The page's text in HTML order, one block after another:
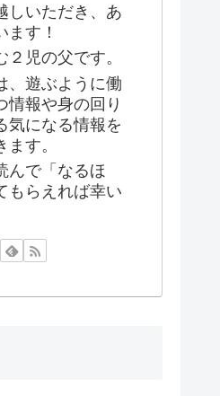
しいただき、あ
ます！
児の父です。
、遊ぶように働
情報や身の回り
気になる情報を
す。
んで「なるほ
もらえれば幸い